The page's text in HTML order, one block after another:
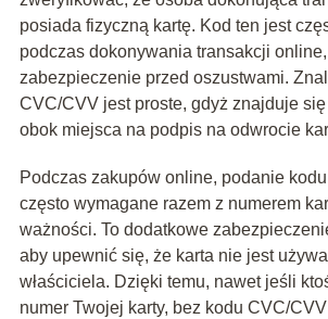
posiada fizyczną kartę. Kod ten jest
podczas dokonywania transakcji
zabezpieczenie przed oszustwami.
CVC/CVV jest proste, gdyż znajduje
obok miejsca na podpis na odwrocie
Podczas zakupów online, podanie
często wymagane razem z numerem
ważności. To dodatkowe
aby upewnić się, że karta nie jest
właściciela. Dzięki temu, nawet jeśli
numer Twojej karty, bez kodu CVC/